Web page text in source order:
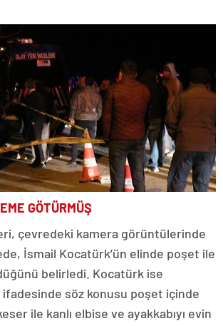
GÖTÜRMÜŞ
çevredeki kamera görüntülerinde
İsmail Kocatürk’ün elinde poşet ile
belirledi. Kocatürk ise
ifadesinde söz konusu poşet içinde
ile kanlı elbise ve ayakkabıyı evin